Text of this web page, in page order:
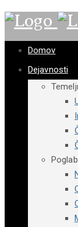
Domov
Dejavnosti